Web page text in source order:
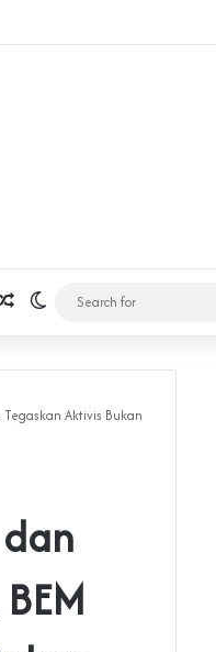
Random Article
Switch skin
Aktivis Bukan